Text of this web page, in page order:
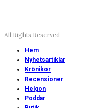
All Rights Reserved
Hem
Nyhetsartiklar
Krönikor
Recensioner
Helgon
Poddar